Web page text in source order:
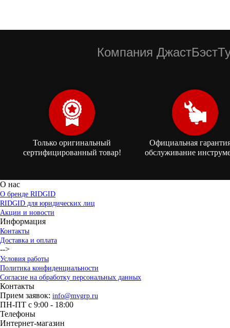
Компания
Только оригинальный
сертифицированный товар!
Официальная
обслуживание
О нас
О бренде RIDGID
RIDGID для юридических лиц
Акции и новости
Информация
Контакты
Доставка и оплата
-->
Условия работы
Политика конфиденциальности
Согласие на обработку персональных данных
Контакты
Прием заявок: info@mvgrp.ru
ПН-ПТ с 9:00 - 18:00
Телефоны
Интернет-магазин